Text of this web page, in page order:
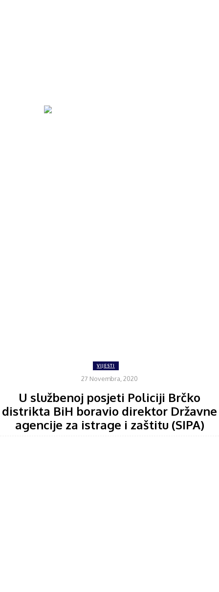
VIJESTI
27 Novembra, 2020
U službenoj posjeti Policiji Brčko
distrikta BiH boravio direktor Državne
agencije za istrage i zaštitu (SIPA)